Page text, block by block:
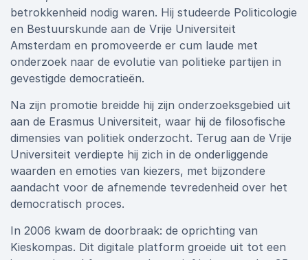
betrokkenheid nodig waren. Hij studeerde Politicologie
en Bestuurskunde aan de Vrije Universiteit
Amsterdam en promoveerde er cum laude met
onderzoek naar de evolutie van politieke partijen in
gevestigde democratieën.
Na zijn promotie breidde hij zijn onderzoeksgebied uit
aan de Erasmus Universiteit, waar hij de filosofische
dimensies van politiek onderzocht. Terug aan de Vrije
Universiteit verdiepte hij zich in de onderliggende
waarden en emoties van kiezers, met bijzondere
aandacht voor de afnemende tevredenheid over het
democratisch proces.
In 2006 kwam de doorbraak: de oprichting van
Kieskompas. Dit digitale platform groeide uit tot een